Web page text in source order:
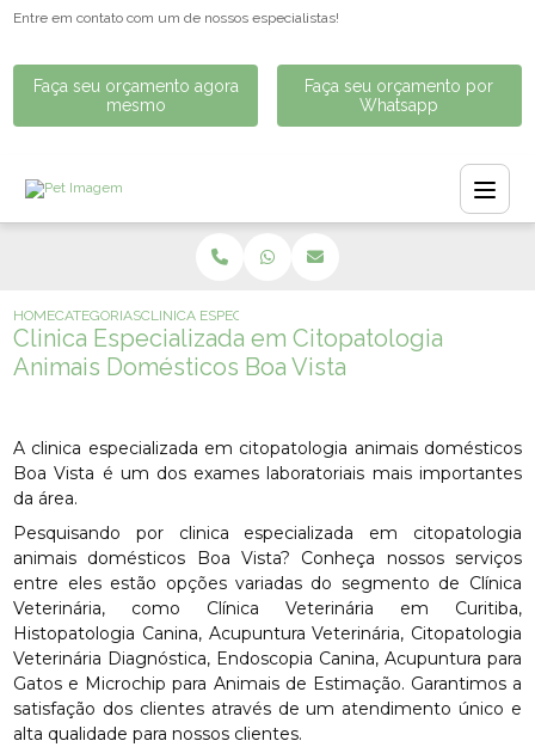
Entre em contato com um de nossos especialistas!
Faça seu orçamento agora
mesmo
Faça seu orçamento por
Whatsapp
HOMECATEGORIASCLINICA ESPECIALIZADA EM CITOPATOLOGIA ANIMAIS
Clinica Especializada em Citopatologia
Animais Domésticos Boa Vista
A clinica especializada em citopatologia animais domésticos
Boa Vista é um dos exames laboratoriais mais importantes
da área.
Pesquisando por clinica especializada em citopatologia
animais domésticos Boa Vista? Conheça nossos serviços
entre eles estão opções variadas do segmento de Clínica
Veterinária, como Clínica Veterinária em Curitiba,
Histopatologia Canina, Acupuntura Veterinária, Citopatologia
Veterinária Diagnóstica, Endoscopia Canina, Acupuntura para
Gatos e Microchip para Animais de Estimação. Garantimos a
satisfação dos clientes através de um atendimento único e
alta qualidade para nossos clientes.